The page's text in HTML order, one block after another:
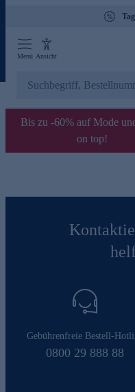
Menü Ansicht
Bis zu -60% auf Mode
on top!
Gebührenfreie Bestell-
0800 29 888 88